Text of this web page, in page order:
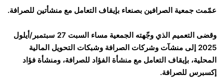
عمّمت جمعية الصرافين بصنعاء بإيقاف التعامل مع منشأتين للصرافة.
وقضى التعميم الذي وجّهته الجمعية مساء السبت 27 سبتمبر/أيلول
2025 إلى منشآت وشركات الصرافة وشبكات التحويل المالية
المحلية، بإيقاف التعامل مع منشأة الفؤاد للصرافة، ومنشأة فؤاد
إكسبرس للصرافة.